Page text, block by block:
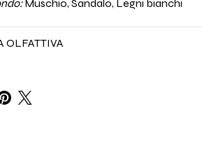
Muschio, Sandalo, Legni bianchi
OLFATTIVA